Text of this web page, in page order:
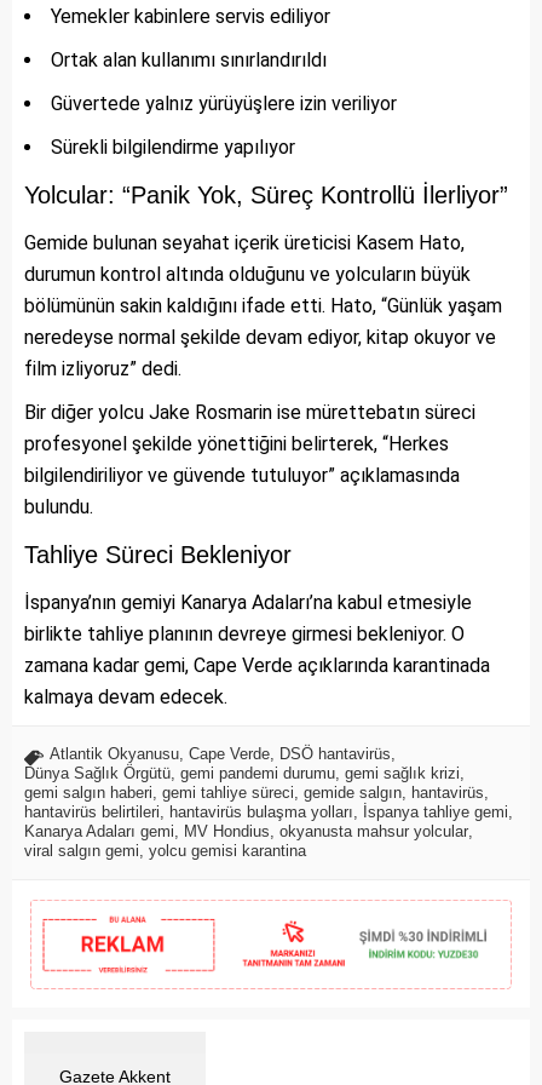
Yemekler kabinlere servis ediliyor
Ortak alan kullanımı sınırlandırıldı
Güvertede yalnız yürüyüşlere izin veriliyor
Sürekli bilgilendirme yapılıyor
Yolcular: “Panik Yok, Süreç Kontrollü İlerliyor”
Gemide bulunan seyahat içerik üreticisi Kasem Hato,
durumun kontrol altında olduğunu ve yolcuların büyük
bölümünün sakin kaldığını ifade etti. Hato, “Günlük yaşam
neredeyse normal şekilde devam ediyor, kitap okuyor ve
film izliyoruz” dedi.
Bir diğer yolcu Jake Rosmarin ise mürettebatın süreci
profesyonel şekilde yönettiğini belirterek, “Herkes
bilgilendiriliyor ve güvende tutuluyor” açıklamasında
bulundu.
Tahliye Süreci Bekleniyor
İspanya’nın gemiyi Kanarya Adaları’na kabul etmesiyle
birlikte tahliye planının devreye girmesi bekleniyor. O
zamana kadar gemi, Cape Verde açıklarında karantinada
kalmaya devam edecek.
Atlantik Okyanusu, Cape Verde, DSÖ hantavirüs,
Dünya Sağlık Örgütü, gemi pandemi durumu, gemi sağlık krizi,
gemi salgın haberi, gemi tahliye süreci, gemide salgın, hantavirüs,
hantavirüs belirtileri, hantavirüs bulaşma yolları, İspanya tahliye gemi,
Kanarya Adaları gemi, MV Hondius, okyanusta mahsur yolcular,
viral salgın gemi, yolcu gemisi karantina
Gazete Akkent